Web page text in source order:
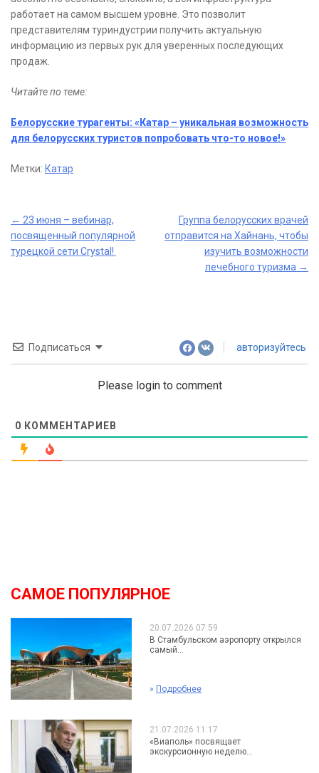
работает на самом высшем уровне. Это позволит
представителям туриндустрии получить актуальную
информацию из первых рук для уверенных последующих
продаж.
Читайте по теме:
Белорусские турагенты: «Катар – уникальная возможность
для белорусских туристов попробовать что-то новое!»
Метки: Катар
Post
navigation
← 23 июня – вебинар,
посвященный популярной
турецкой сети Crystal!
Группа белорусских врачей
отправится на Хайнань, чтобы
изучить возможности
лечебного туризма →
Подписаться авторизуйтесь
Please login to comment
0 КОММЕНТАРИЕВ
САМОЕ ПОПУЛЯРНОЕ
20.07.2026 07:59
В Стамбульском аэропорту открылся
самый...
» Подробнее
21.07.2026 11:17
«Виаполь» посвящает
экскурсионную неделю...